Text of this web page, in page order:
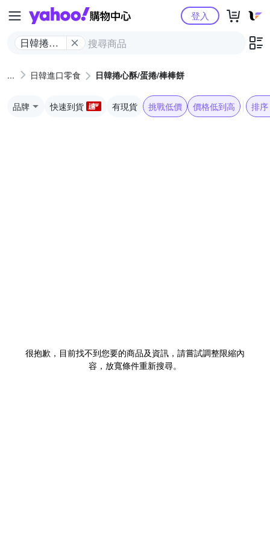
Yahoo購物中心
日韓捲心
棒餅
登入
日韓進口零食 日韓捲心酥/蛋捲/棒棒餅
品牌 快速到貨 有現貨 挑戰低價 價格低到高 排序
很抱歉，目前找不到您要的商品及資訊，請嘗試調整限縮內
容，放寬條件重新搜尋。